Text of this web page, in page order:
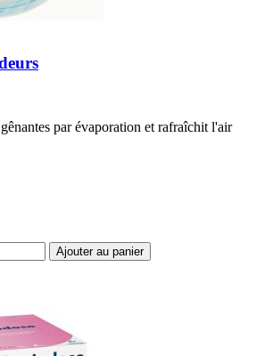
par évaporation et rafraîchit l'air
Ajouter au panier